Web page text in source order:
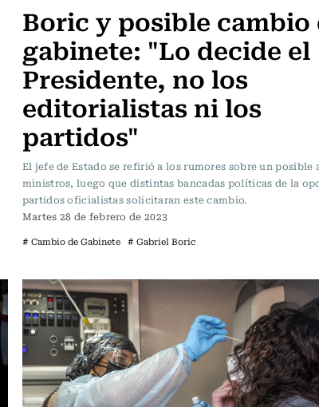
Boric y posible cambio
gabinete: "Lo decide el
Presidente, no los
editorialistas ni los
partidos"
El jefe de Estado se refirió a los rumores sobre un posible
ministros, luego que distintas bancadas políticas de la
partidos oficialistas solicitaran este cambio.
Martes 28 de febrero de 2023
# Cambio de Gabinete # Gabriel Boric